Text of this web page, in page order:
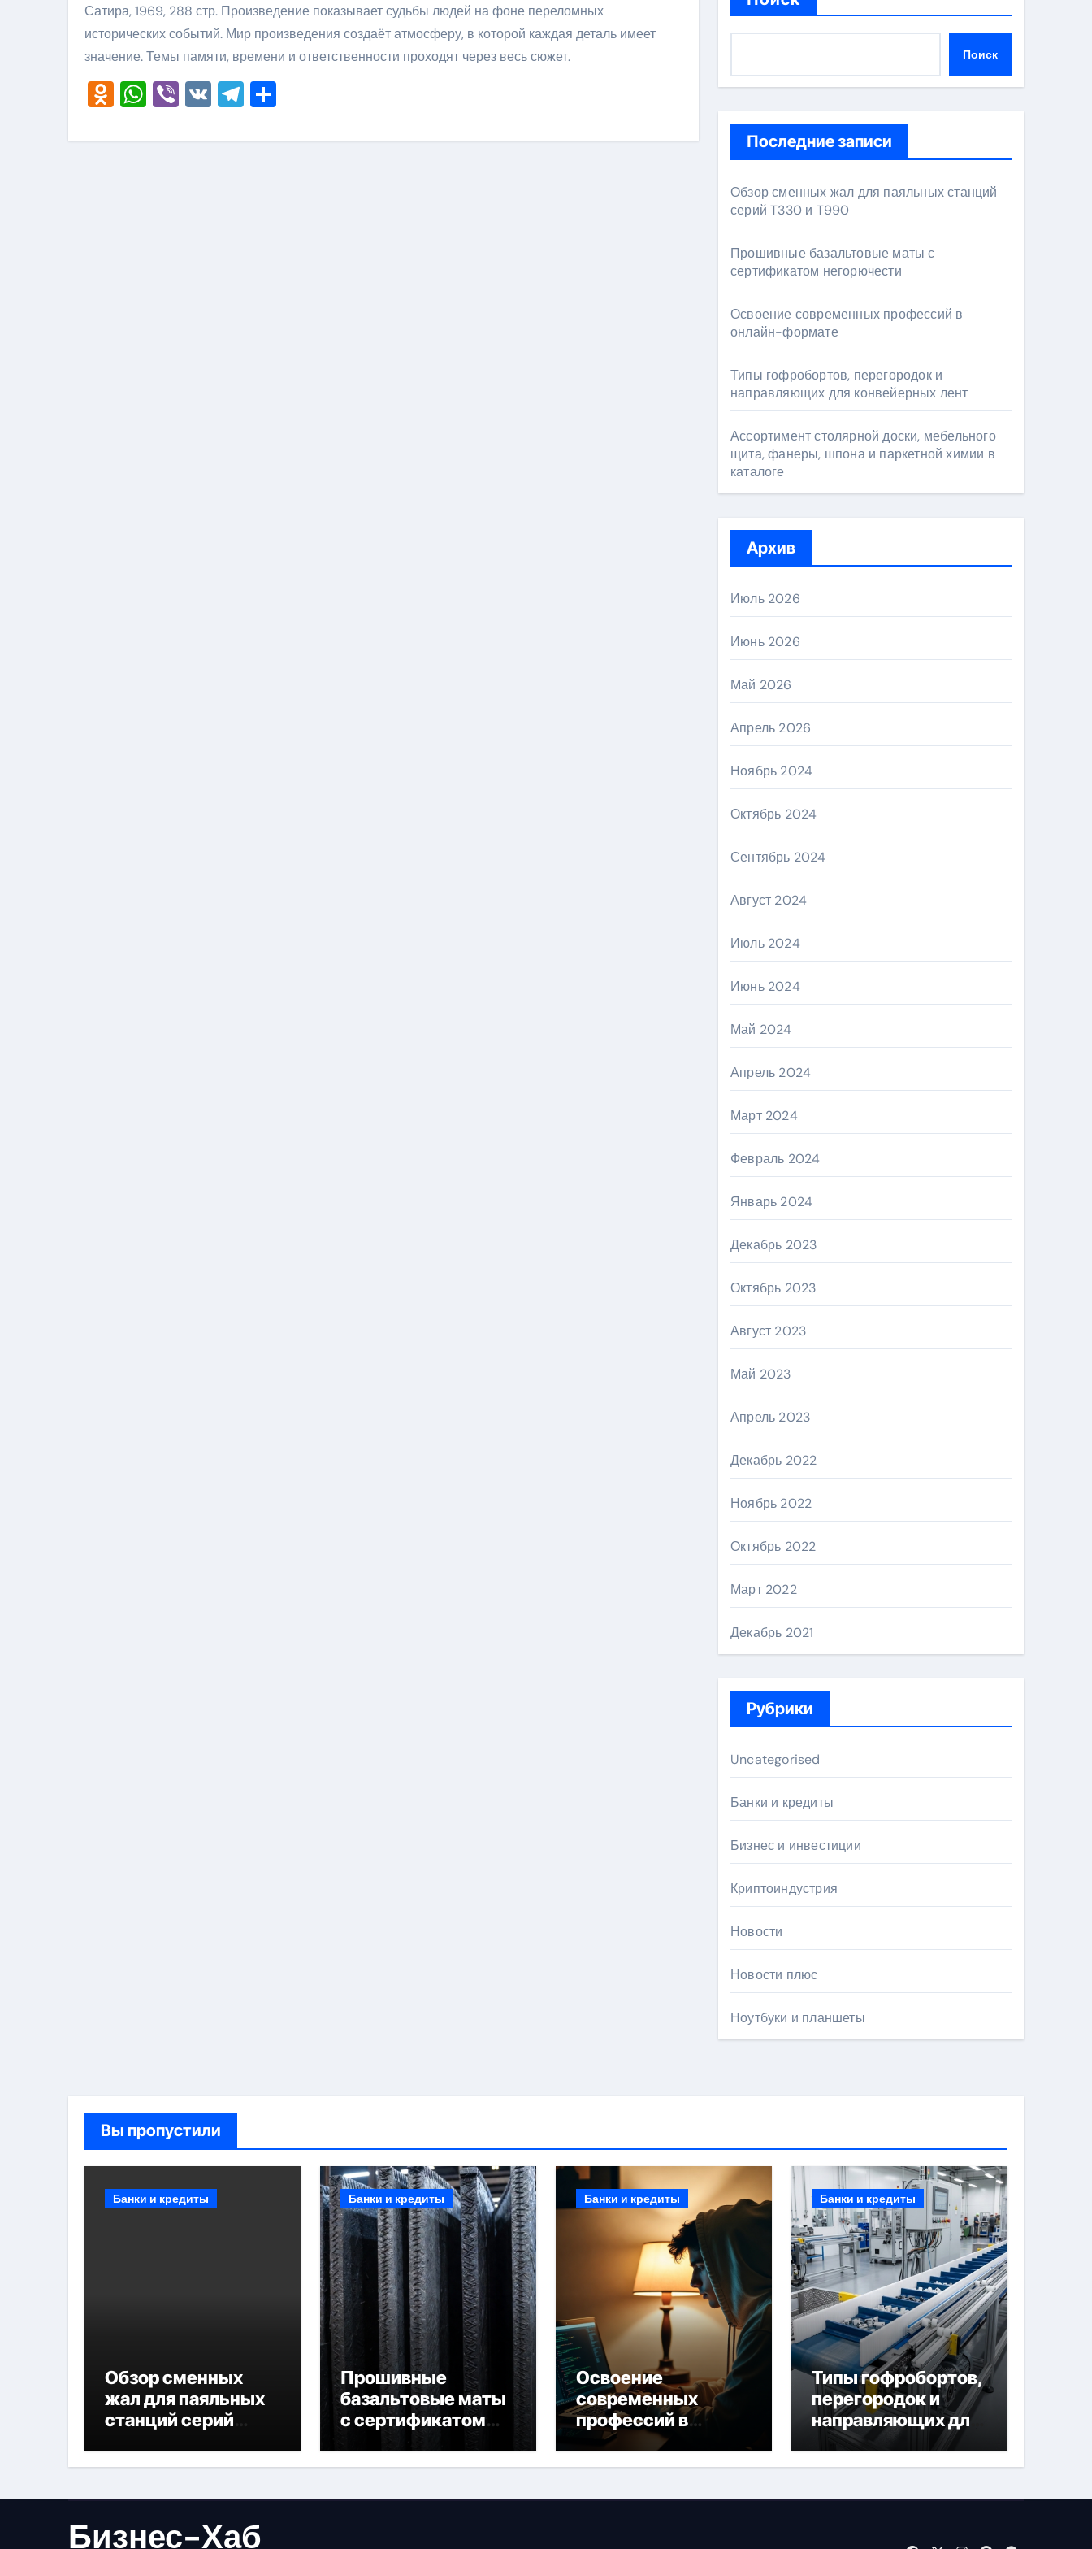
Сатира, 1969, 288 стр. Произведение показывает судьбы людей на фоне переломных
исторических событий. Мир произведения создаёт атмосферу, в которой каждая деталь имеет
значение. Темы памяти, времени и ответственности проходят через весь сюжет.
Odnoklassniki
WhatsApp
Viber
VKTelegram
Поиск
Последние записи
Обзор сменных жал для паяльных станций
серий T330 и T990
Прошивные базальтовые маты с
сертификатом негорючести
Освоение современных профессий в
онлайн-формате
Типы гофробортов, перегородок и
направляющих для конвейерных лент
Ассортимент столярной доски, мебельного
щита, фанеры, шпона и паркетной химии в
каталоге
Архив
Июль 2026
Июнь 2026
Май 2026
Апрель 2026
Ноябрь 2024
Октябрь 2024
Сентябрь 2024
Август 2024
Июль 2024
Июнь 2024
Май 2024
Апрель 2024
Март 2024
Февраль 2024
Январь 2024
Декабрь 2023
Октябрь 2023
Август 2023
Май 2023
Апрель 2023
Декабрь 2022
Ноябрь 2022
Октябрь 2022
Март 2022
Декабрь 2021
Рубрики
Uncategorised
Банки и кредиты
Бизнес и инвестиции
Криптоиндустрия
Новости
Новости плюс
Ноутбуки и планшеты
Вы пропустили
Банки и кредиты
Обзор сменных
жал для паяльных
станций серий
Банки и кредиты
Прошивные
базальтовые маты
с сертификатом
негорючести
Банки и кредиты
Освоение
современных
профессий в
онлайн-формате
Банки и кредиты
Типы гофробортов,
перегородок и
направляющих для
конвейерных лент
Бизнес-Хаб